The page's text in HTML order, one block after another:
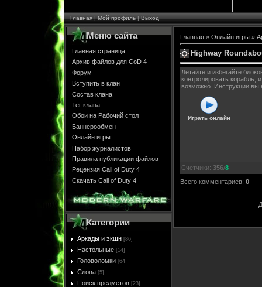
Главная|Мой профиль|Выход
Меню сайта
Главная страница
Архив файлов для CoD 4
Форум
Вступить в клан
Состав клана
Тег клана
Обои на Рабочий стол
Баннерообмен
Онлайн игры
Набор журналистов
Правила публикации файлов
Рецензия Call of Duty 4
Скачать Call of Duty 4
Категории
Аркады и экшн [86]
Настольные [14]
Головоломки [64]
Слова [5]
Поиск предметов [23]
Главная » Онлайн игры »
Highway
Летайте и избегайте
контролировать корабль,
возможно. Инструкции
Играть онлайн
Счетчики: 356/8
Всего комментариев: 0